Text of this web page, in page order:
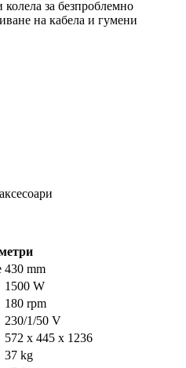
за безпроблемно
на кабела и гумени
430 mm
1500 W
180 rpm
230/1/50 V
572 x 445 x 1236
37 kg